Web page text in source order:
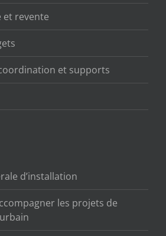
et revente
et supports
d’installation
les projets de